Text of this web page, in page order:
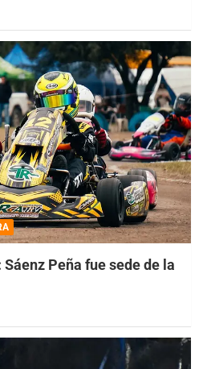
Sáenz Peña fue sede de la